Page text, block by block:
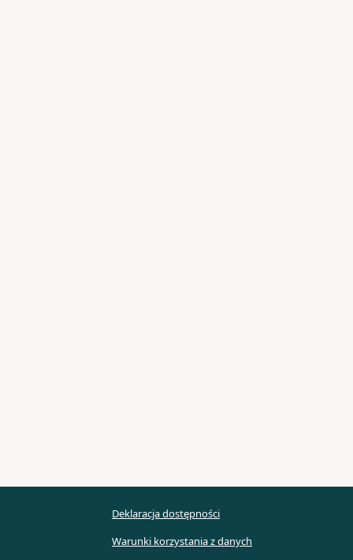
Deklaracja dostępności
Warunki korzystania z danych